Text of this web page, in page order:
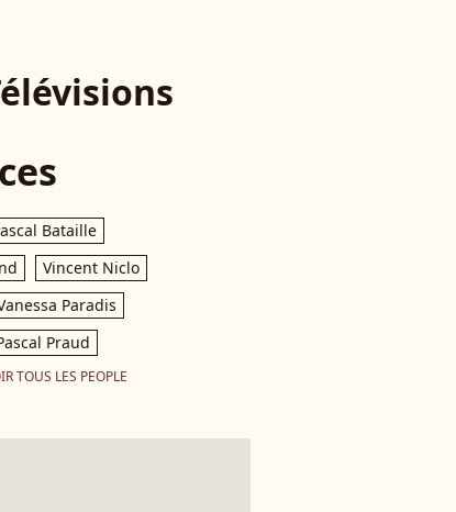
Bataille
Vincent Niclo
Paradis
Praud
TOUS LES PEOPLE